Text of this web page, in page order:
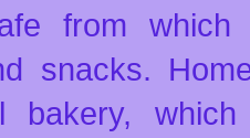
from which
snacks.
bakery,